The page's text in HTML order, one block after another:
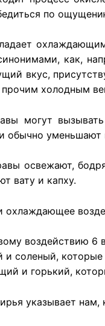
по
как,
вкус,
холодным
могут
обычно уменьшают
освежают,
вату и капху.
воздействию 6
и соленый,
и горький,
указывает нам,